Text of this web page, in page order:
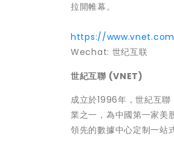
拉開帷幕。
https://
Wechat: 世纪互联
世紀互聯 (VNET)
成立於1996年，世紀互
業之一，為中國第一家美
領先的數據中心定制一站